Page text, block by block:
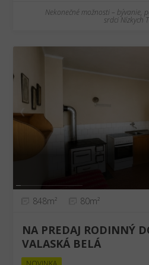
Nekonečné možnosti – bývanie,
srdci Nízkych
❮
848m² 80m²
NA PREDAJ RODINNÝ
VALASKÁ BELÁ